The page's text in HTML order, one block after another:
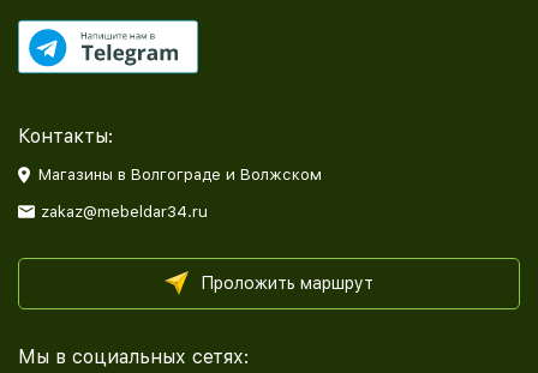
Контакты:
Магазины в Волгограде и Волжском
zakaz@mebeldar34.ru
Проложить маршрут
Мы в социальных сетях: